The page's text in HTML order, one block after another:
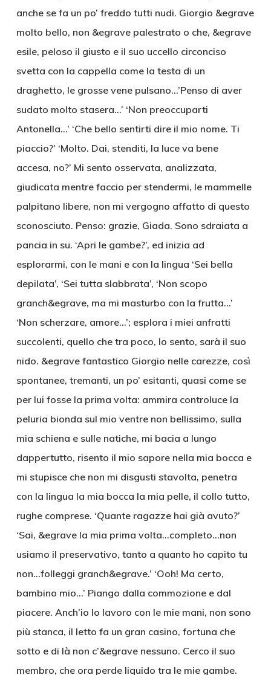
anche se fa un po’ freddo tutti nudi. Giorgio &egrave
molto bello, non &egrave palestrato o che, &egrave
esile, peloso il giusto e il suo uccello circonciso
svetta con la cappella come la testa di un
draghetto, le grosse vene pulsano…’Penso di aver
sudato molto stasera…’ ‘Non preoccuparti
Antonella…’ ‘Che bello sentirti dire il mio nome. Ti
piaccio?’ ‘Molto. Dai, stenditi, la luce va bene
accesa, no?’ Mi sento osservata, analizzata,
giudicata mentre faccio per stendermi, le mammelle
palpitano libere, non mi vergogno affatto di questo
sconosciuto. Penso: grazie, Giada. Sono sdraiata a
pancia in su. ‘Apri le gambe?’, ed inizia ad
esplorarmi, con le mani e con la lingua ‘Sei bella
depilata’, ‘Sei tutta slabbrata’, ‘Non scopo
granch&egrave, ma mi masturbo con la frutta…’
‘Non scherzare, amore…’; esplora i miei anfratti
succolenti, quello che tra poco, lo sento, sarà il suo
nido. &egrave fantastico Giorgio nelle carezze, così
spontanee, tremanti, un po’ esitanti, quasi come se
per lui fosse la prima volta: ammira controluce la
peluria bionda sul mio ventre non bellissimo, sulla
mia schiena e sulle natiche, mi bacia a lungo
dappertutto, risento il mio sapore nella mia bocca e
mi stupisce che non mi disgusti stavolta, penetra
con la lingua la mia bocca la mia pelle, il collo tutto,
rughe comprese. ‘Quante ragazze hai già avuto?’
‘Sai, &egrave la mia prima volta…completo…non
usiamo il preservativo, tanto a quanto ho capito tu
non…folleggi granch&egrave.’ ‘Ooh! Ma certo,
bambino mio…’ Piango dalla commozione e dal
piacere. Anch’io lo lavoro con le mie mani, non sono
più stanca, il letto fa un gran casino, fortuna che
sotto e di là non c’&egrave nessuno. Cerco il suo
membro, che ora perde liquido tra le mie gambe.